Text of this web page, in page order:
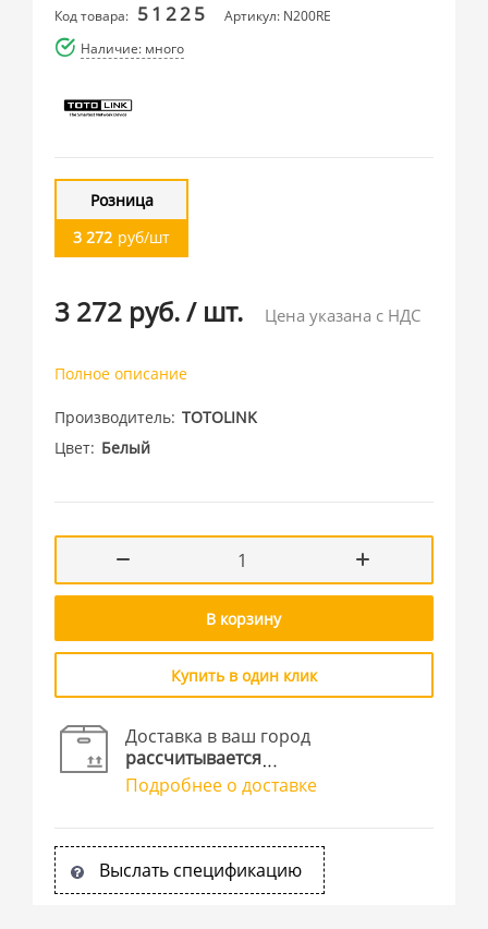
Код товара: 51225
Артикул: N200RE
Наличие: много
Розница
3 272 руб/шт
3 272 руб./ шт. Цена указана с НДС
Полное описание
Производитель TOTOLINK
Цвет Белый
В корзину
Купить в один клик
Доставка в ваш город
рассчитывается
Подробнее о доставке
Выслать спецификацию